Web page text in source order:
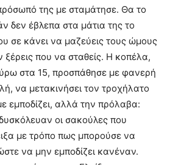
της με σταμάτησε. Θα το
δεν έβλεπα στα μάτια της το
σε κάνει να μαζεύεις τους ώμους
που να σταθείς. Η κοπέλα,
στα 15, προσπάθησε με φανερή
να μετακινήσει τον τροχήλατο
εμποδίζει, αλλά την πρόλαβα:
οι σακούλες που
με τρόπο πως μπορούσε να
να μην εμποδίζει κανέναν.